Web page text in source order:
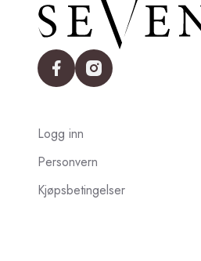
facebookinstagram
Logg inn
Personvern
Kjøpsbetingelser